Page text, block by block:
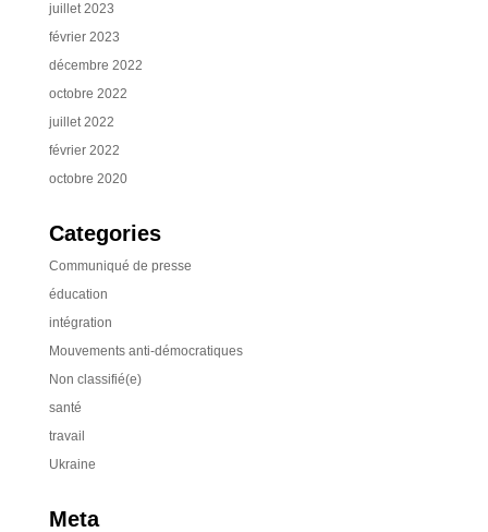
juillet 2023
février 2023
décembre 2022
octobre 2022
juillet 2022
février 2022
octobre 2020
Categories
Communiqué de presse
éducation
intégration
Mouvements anti-démocratiques
Non classifié(e)
santé
travail
Ukraine
Meta